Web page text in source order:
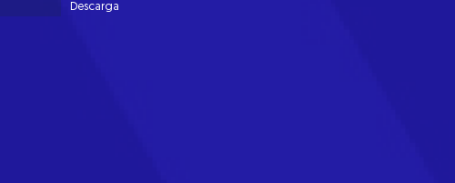
Descarga